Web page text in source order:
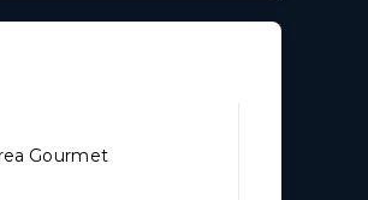
Gourmet